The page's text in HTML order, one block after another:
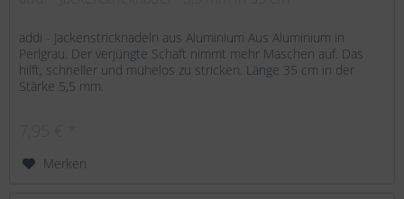
addi - Jackenstricknadeln aus Aluminium Aus Aluminium in
Perlgrau. Der verjüngte Schaft nimmt mehr Maschen auf. Das
hilft, schneller und mühelos zu stricken. Länge 35 cm in der
Stärke 5,5 mm.
Merken